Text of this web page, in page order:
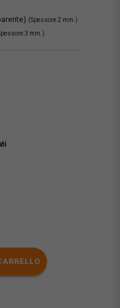
(Spessore 2 mm.)
3 mm.)